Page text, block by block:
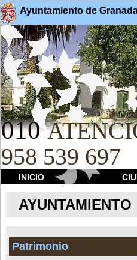
Ayuntamiento de
010
958 539 697
INICIO
AYUNTAMIENTO
Patrimonio